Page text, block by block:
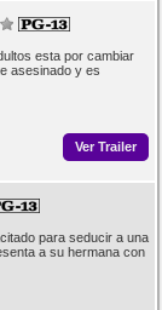
esta por cambiar
asesinado y es
Ver Trailer
para seducir a una
a su hermana con